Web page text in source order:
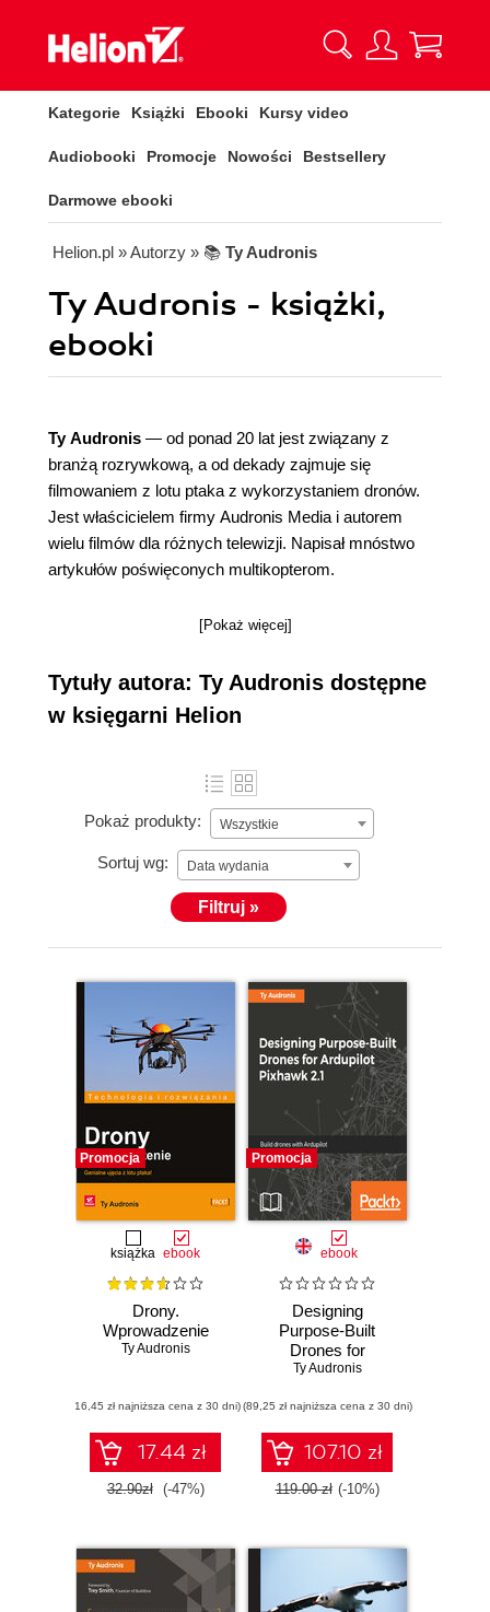
Kategorie Książki Ebooki Kursy video
Audiobooki Promocje Nowości Bestsellery
Darmowe ebooki
Helion.pl » Autorzy » 📚 Ty Audronis
Ty Audronis - książki,
ebooki
Ty Audronis — od ponad 20 lat jest związany z
branżą rozrywkową, a od dekady zajmuje się
filmowaniem z lotu ptaka z wykorzystaniem dronów.
Jest właścicielem firmy Audronis Media i autorem
wielu filmów dla różnych telewizji. Napisał mnóstwo
artykułów poświęconych multikopterom.
[Pokaż więcej]
Tytuły autora: Ty Audronis dostępne
w księgarni Helion
Pokaż produkty: Wszystkie
Sortuj wg: Data wydania
Filtruj »
Promocja
książka ebook
Drony.
Wprowadzenie
Ty Audronis
(16,45 zł najniższa cena z 30 dni)
17.44 zł
32.90zł (-47%)
Promocja
ebook
Designing
Purpose-Built
Drones for
Ardupilot Pixhawk
with Ardupilot
Ty Audronis
(89,25 zł najniższa cena z 30 dni)
107.10 zł
119.00 zł (-10%)